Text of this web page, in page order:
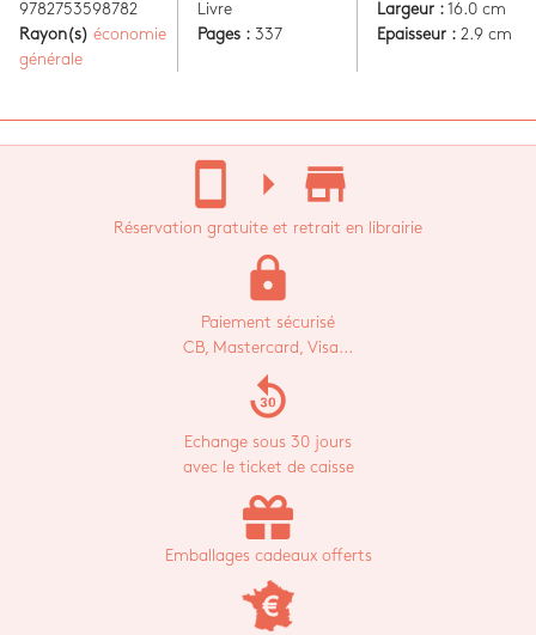
9782753598782
Rayon(s) économie
générale
Livre
Pages : 337
Largeur :16.0 cm
Epaisseur :2.9 cm
stay_current_portrait arrow_right store_mall_directory
Réservation gratuite et retrait en librairie
lock
Paiement sécurisé
CB, Mastercard, Visa...
replay_30
Echange sous 30 jours
avec le ticket de caisse
Emballages cadeaux offerts